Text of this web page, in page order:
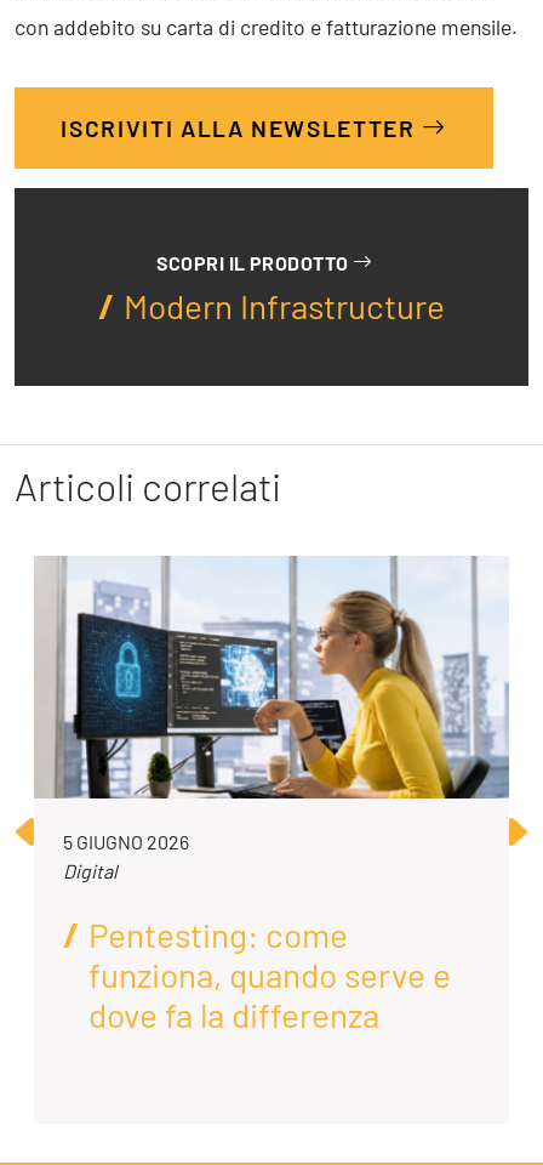
con addebito su carta di credito e fatturazione mensile.
ISCRIVITI ALLA NEWSLETTER
SCOPRI IL PRODOTTO
Modern Infrastructure
Articoli correlati
5 GIUGNO 2026
Digital
Pentesting: come
funziona, quando serve e
dove fa la differenza